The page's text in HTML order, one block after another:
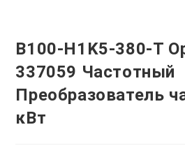
B100-H1K5-380-T
337059 Частотный
Преобразователь
кВт